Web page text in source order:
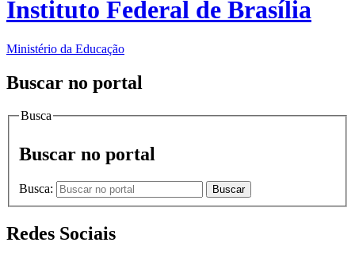
Instituto Federal de Brasília
Ministério da Educação
Buscar no portal
Busca
Buscar no portal
Busca: Buscar
Redes Sociais